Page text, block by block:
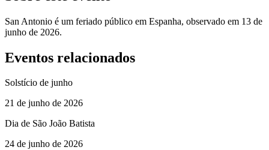
San Antonio é um feriado público em Espanha, observado em 13 de
junho de 2026.
Eventos relacionados
Solstício de junho
21 de junho de 2026
Dia de São João Batista
24 de junho de 2026